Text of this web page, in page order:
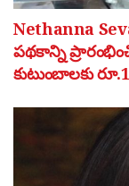
Nethanna
పథకాన్ని
కుటుంబాలకు